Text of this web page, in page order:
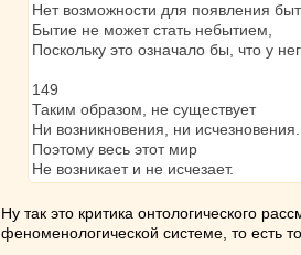
Нет возможности для появления
Бытие не может стать небытием,
Поскольку это означало бы, что у
149
Таким образом, не существует
Ни возникновения, ни исчезновения.
Поэтому весь этот мир
Не возникает и не исчезает.
Ну так это критика онтологического
феноменологической системе, то есть